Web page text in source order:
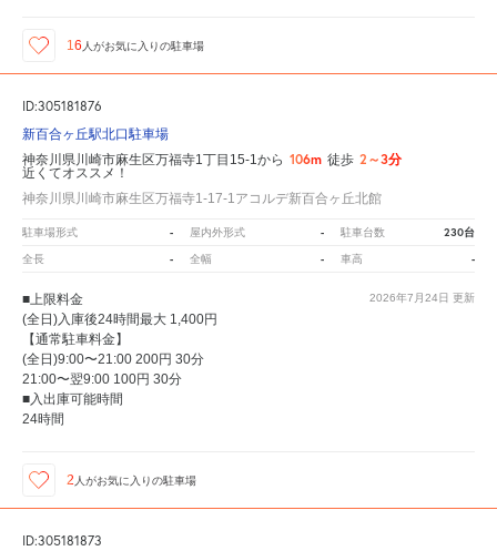
16 人がお気に入りの駐車場
ID:305181876
新百合ヶ丘駅北口駐車場
神奈川県川崎市麻生区万福寺1丁目15-1から 106m 徒歩 2～3分
近くてオススメ！
神奈川県川崎市麻生区万福寺1-17-1アコルデ新百合ヶ丘北館
駐車場形式 - 屋内外形式 - 駐車台数 230台
全長 - 全幅 - 車高 -
2026年7月24日 更新
■上限料金
(全日)入庫後24時間最大 1,400円
【通常駐車料金】
(全日)9:00〜21:00 200円 30分
21:00〜翌9:00 100円 30分
■入出庫可能時間
24時間
2 人がお気に入りの駐車場
ID:305181873